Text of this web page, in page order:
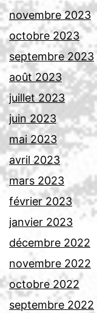
novembre 2023
octobre 2023
septembre 2023
août 2023
juillet 2023
juin 2023
mai 2023
avril 2023
mars 2023
février 2023
janvier 2023
décembre 2022
novembre 2022
octobre 2022
septembre 2022